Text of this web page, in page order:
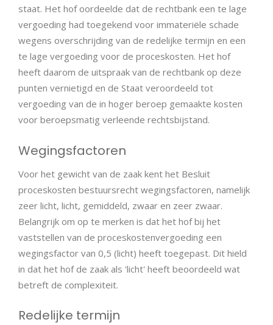
staat. Het hof oordeelde dat de rechtbank een te lage
vergoeding had toegekend voor immateriële schade
wegens overschrijding van de redelijke termijn en een
te lage vergoeding voor de proceskosten. Het hof
heeft daarom de uitspraak van de rechtbank op deze
punten vernietigd en de Staat veroordeeld tot
vergoeding van de in hoger beroep gemaakte kosten
voor beroepsmatig verleende rechtsbijstand.
Wegingsfactoren
Voor het gewicht van de zaak kent het Besluit
proceskosten bestuursrecht wegingsfactoren, namelijk
zeer licht, licht, gemiddeld, zwaar en zeer zwaar.
Belangrijk om op te merken is dat het hof bij het
vaststellen van de proceskostenvergoeding een
wegingsfactor van 0,5 (licht) heeft toegepast. Dit hield
in dat het hof de zaak als 'licht' heeft beoordeeld wat
betreft de complexiteit.
Redelijke termijn